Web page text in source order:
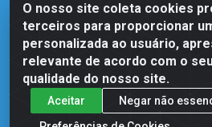
O nosso site coleta cookies
terceiros para proporcionar
personalizada ao usuário,
relevante de acordo com o
qualidade do nosso site.
Aceitar
Negar não
Casa Norte LTDA - Av.
Dix-Sept Rosado, Natal/RN -
08.713.513/